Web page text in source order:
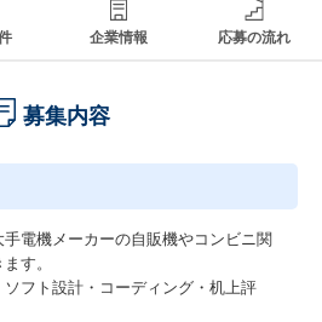
企業情報 応募の流れ
募集内容
電機メーカーの自販機やコンビニ関
す。
フト設計・コーディング・机上評